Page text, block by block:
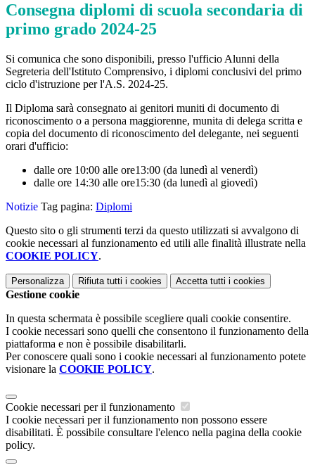
Consegna diplomi di scuola secondaria di
primo grado 2024-25
Si comunica che sono disponibili, presso l'ufficio Alunni della
Segreteria dell'Istituto Comprensivo, i diplomi conclusivi del primo
ciclo d'istruzione per l'A.S. 2024-25.
Il Diploma sarà consegnato ai genitori muniti di documento di
riconoscimento o a persona maggiorenne, munita di delega scritta e
copia del documento di riconoscimento del delegante, nei seguenti
orari d'ufficio:
dalle ore 10:00 alle ore13:00 (da lunedì al venerdì)
dalle ore 14:30 alle ore15:30 (da lunedì al giovedì)
Notizie Tag pagina: Diplomi
Questo sito o gli strumenti terzi da questo utilizzati si avvalgono di
cookie necessari al funzionamento ed utili alle finalità illustrate nella
COOKIE POLICY.
Personalizza Rifiuta tutti i cookies Accetta tutti i cookies
Gestione cookie
In questa schermata è possibile scegliere quali cookie consentire.
I cookie necessari sono quelli che consentono il funzionamento della
piattaforma e non è possibile disabilitarli.
Per conoscere quali sono i cookie necessari al funzionamento potete
visionare la COOKIE POLICY.
Cookie necessari per il funzionamento
I cookie necessari per il funzionamento non possono essere
disabilitati. È possibile consultare l'elenco nella pagina della cookie
policy.